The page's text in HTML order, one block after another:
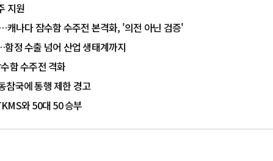
지원
나다 잠수함 수주전 본격화, '의전 아닌 검증'
정 수출 넘어 산업 생태계까지
함 수주전 격화
참국에 통행 제한 경고
와 50대 50 승부